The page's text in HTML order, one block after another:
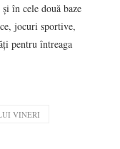
în cele două baze
jocuri sportive,
pentru întreaga
VINERI